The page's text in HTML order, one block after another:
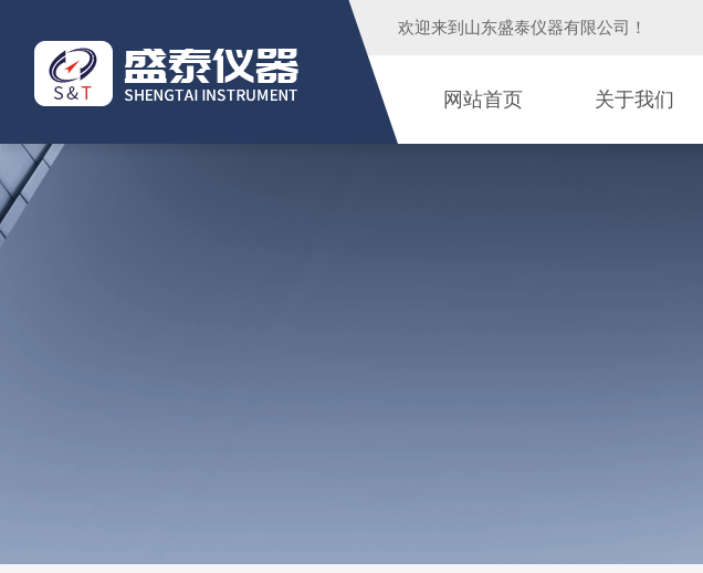
欢迎来到 山东盛泰仪器有限公司 ！
网站首页 关于我们